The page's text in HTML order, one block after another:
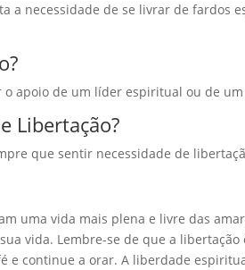
a necessidade de se livrar de fardos
o apoio de um líder espiritual ou de
Libertação?
que sentir necessidade de
uma vida mais plena e livre das
vida. Lembre-se de que a
e continue a orar. A liberdade